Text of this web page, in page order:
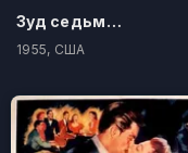
Зуд седьмого года
1955, США